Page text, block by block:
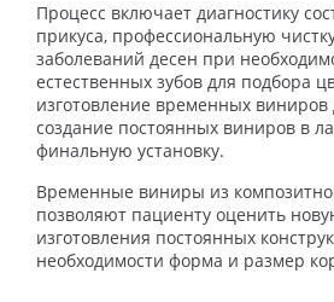
Процесс включает диагностику
прикуса, профессиональную
заболеваний десен при
естественных зубов для подбора
изготовление временных
создание постоянных виниров в
финальную установку.
Временные виниры из
позволяют пациенту оценить
изготовления постоянных
необходимости форма и размер